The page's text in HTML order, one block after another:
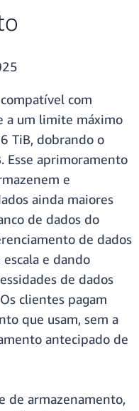
com
a um limite máximo
TiB, dobrando o
aprimoramento
e
ainda maiores
de dados do
de dados
e dando
de dados
clientes pagam
que usam, sem a
antecipado de
de armazenamento,